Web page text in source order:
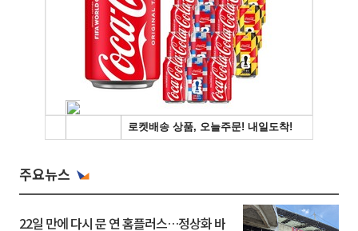
주요뉴스
22일 만에 다시 문 연 홈플러스…정상화 바